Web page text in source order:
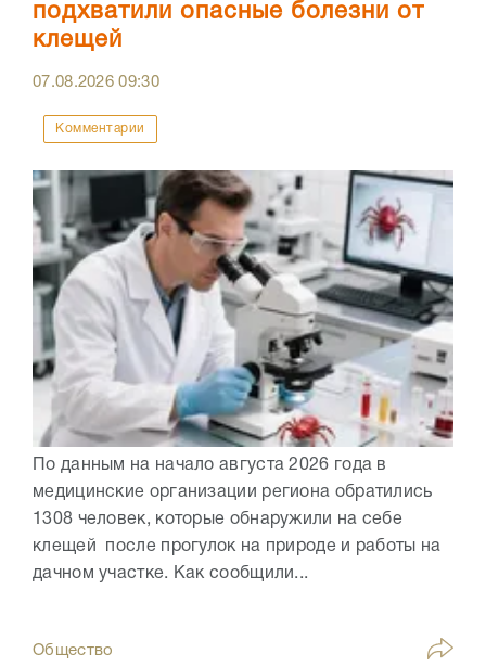
подхватили опасные болезни от
клещей
07.08.202609:30
Комментарии
По данным на начало августа 2026 года в
медицинские организации региона обратились
1308 человек, которые обнаружили на себе
клещей после прогулок на природе и работы на
дачном участке. Как сообщили...
Общество